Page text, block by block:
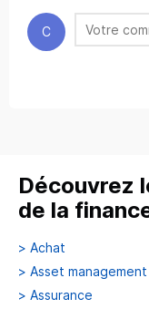
C
Découvrez
de la
> Achat
> Asset management
> Assurance